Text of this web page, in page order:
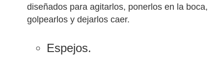
diseñados para agitarlos, ponerlos en la boca,
golpearlos y dejarlos caer.
Espejos.